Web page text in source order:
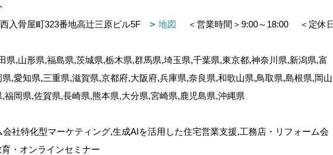
入骨屋町323番地高辻三原ビル5F 地図 ＜営業時間＞9:00～18:00
＜定休
県,山形県,福島県,茨城県,栃木県,群馬県,埼玉県,千葉県,東京都,神奈川県,新潟県,富
,愛知県,三重県,滋賀県,京都府,大阪府,兵庫県,奈良県,和歌山県,鳥取県,島根県,岡山
岡県,佐賀県,長崎県,熊本県,大分県,宮崎県,鹿児島県,沖縄県
社特化型マーケティング,生成AIを活用した住宅営業支援,工務店・リフォーム会
・オンラインセミナー